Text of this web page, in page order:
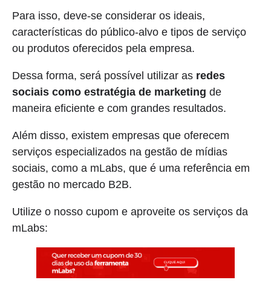
Para isso, deve-se considerar os ideais,
características do público-alvo e tipos de serviço
ou produtos oferecidos pela empresa.
Dessa forma, será possível utilizar as redes
sociais como estratégia de marketing de
maneira eficiente e com grandes resultados.
Além disso, existem empresas que oferecem
serviços especializados na gestão de mídias
sociais, como a mLabs, que é uma referência em
gestão no mercado B2B.
Utilize o nosso cupom e aproveite os serviços da
mLabs: